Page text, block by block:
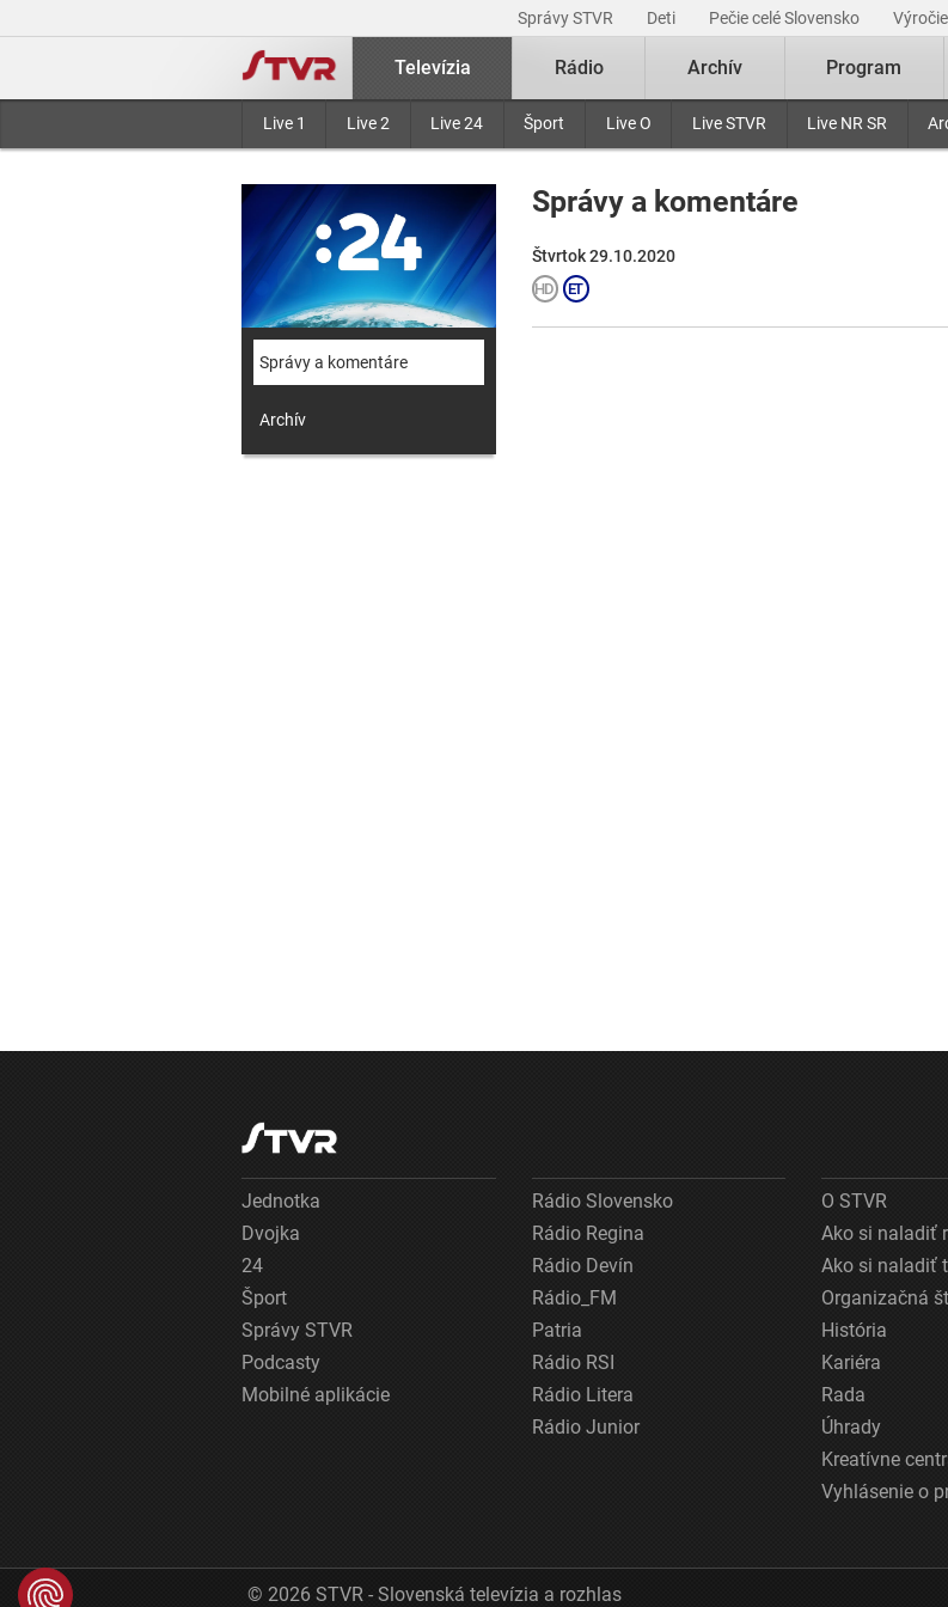
Správy STVR Deti Pečie celé Slovensko Výročie
Televízia
Live 1 Live 2 Live 24 Šport Live O Live STVR Live NR SR
Rádio Archív Program
Správy a komentáre
Archív
Správy a komentáre
Štvrtok 29.10.2020
Jednotka
Dvojka
24
Šport
Správy STVR
Podcasty
Mobilné aplikácie
Rádio Slovensko
Rádio Regina
Rádio Devín
Rádio_FM
Patria
Rádio RSI
Rádio Litera
Rádio Junior
O STVR
Ako si naladiť
Ako si naladiť
Organizačná
História
Kariéra
Rada
Úhrady
Kreatívne
Vyhlásenie o
© 2026 STVR - Slovenská televízia a rozhlas